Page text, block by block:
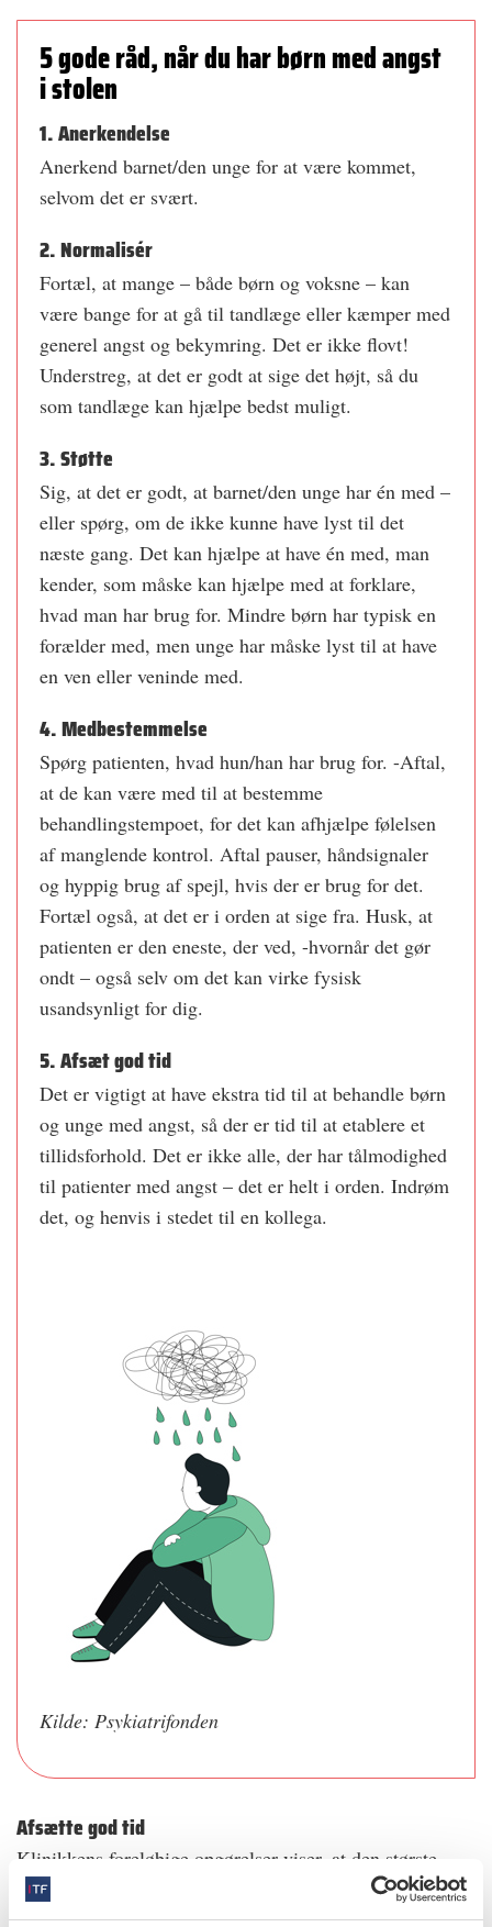
5 gode råd, når du har børn med angst
i stolen
1. Anerkendelse
Anerkend barnet/den unge for at være kommet,
selvom det er svært.
2. Normalisér
Fortæl, at mange – både børn og voksne – kan
være bange for at gå til tandlæge eller kæmper med
generel angst og bekymring. Det er ikke flovt!
Understreg, at det er godt at sige det højt, så du
som tandlæge kan hjælpe bedst muligt.
3. Støtte
Sig, at det er godt, at barnet/den unge har én med –
eller spørg, om de ikke kunne have lyst til det
næste gang. Det kan hjælpe at have én med, man
kender, som måske kan hjælpe med at forklare,
hvad man har brug for. Mindre børn har typisk en
forælder med, men unge har måske lyst til at have
en ven eller veninde med.
4. Medbestemmelse
Spørg patienten, hvad hun/han har brug for. -Aftal,
at de kan være med til at bestemme
behandlingstempoet, for det kan afhjælpe følelsen
af manglende kontrol. Aftal pauser, håndsignaler
og hyppig brug af spejl, hvis der er brug for det.
Fortæl også, at det er i orden at sige fra. Husk, at
patienten er den eneste, der ved, -hvornår det gør
ondt – også selv om det kan virke fysisk
usandsynligt for dig.
5. Afsæt god tid
Det er vigtigt at have ekstra tid til at behandle børn
og unge med angst, så der er tid til at etablere et
tillidsforhold. Det er ikke alle, der har tålmodighed
til patienter med angst – det er helt i orden. Indrøm
det, og henvis i stedet til en kollega.
Kilde: Psykiatrifonden
Afsætte god tid
Klinikkens foreløbige opgørelser viser, at den største
gruppe af børn og unge med angst er de 10-13-årige – og
både drenge og piger. Det er ifølge Lotte Fogde en